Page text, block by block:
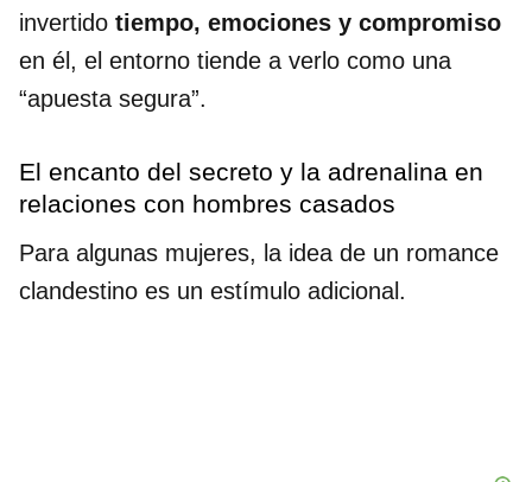
invertido tiempo, emociones y compromiso
en él, el entorno tiende a verlo como una
“apuesta segura”.
El encanto del secreto y la adrenalina en
relaciones con hombres casados
Para algunas mujeres, la idea de un romance
clandestino es un estímulo adicional.